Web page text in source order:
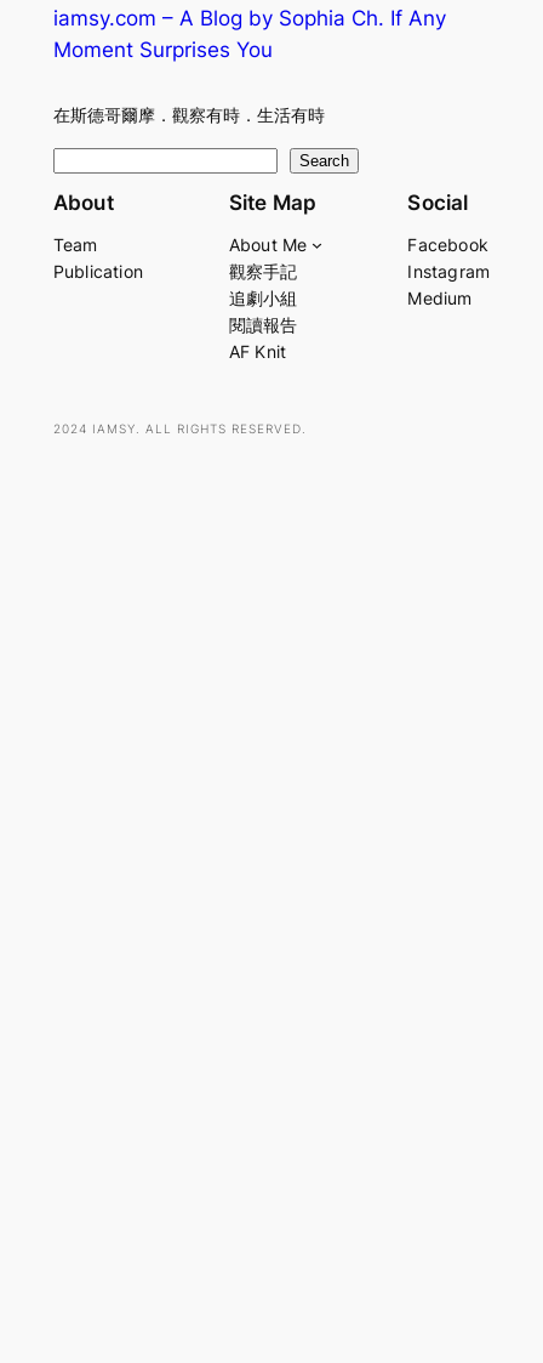
iamsy.com – A Blog by Sophia Ch. If Any
Moment Surprises You
在斯德哥爾摩．觀察有時．生活有時
e
r
Search
About
Team
Publication
Site Map
About Me
觀察手記
追劇小組
閱讀報告
AF Knit
Social
Facebook
Instagram
Medium
2024 IAMSY. ALL RIGHTS RESERVED.